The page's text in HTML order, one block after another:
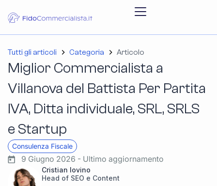
Tutti gli articoli Categoria Articolo
Miglior Commercialista a
Villanova del Battista Per Partita
IVA, Ditta individuale, SRL, SRLS
e Startup
Consulenza Fiscale
9 Giugno 2026 - Ultimo aggiornamento
Cristian Iovino
Head of SEO e Content